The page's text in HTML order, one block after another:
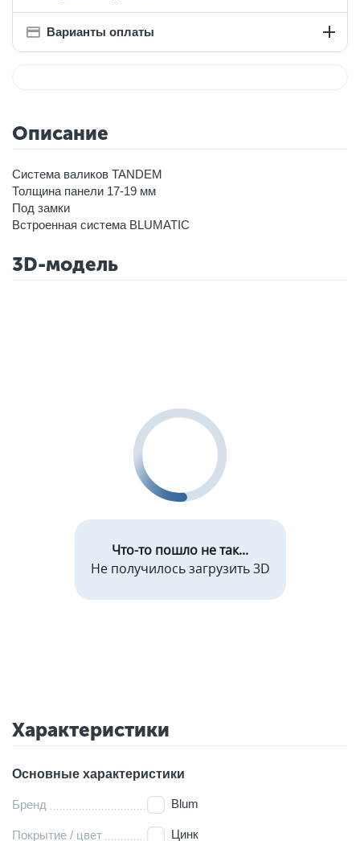
Варианты оплаты
Описание
Система валиков TANDEM
Толщина панели 17-19 мм
Под замки
Встроенная система BLUMATIC
3D-модель
Что-то пошло не так...
Не получилось загрузить 3D
Характеристики
Основные характеристики
Бренд Blum
Покрытие / цвет Цинк